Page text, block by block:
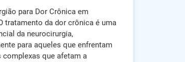
para Dor Crônica em
tratamento da dor crônica é uma
da neurocirurgia,
para aqueles que enfrentam
complexas que afetam a